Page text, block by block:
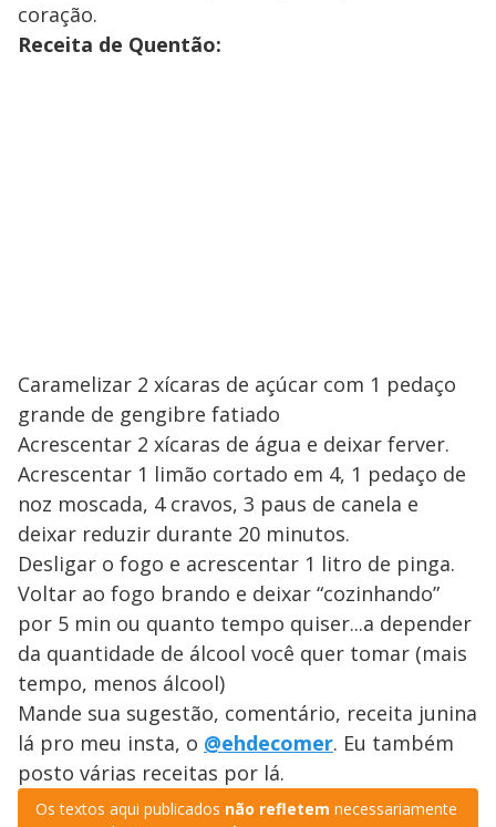
coração.
Receita de Quentão:
Caramelizar 2 xícaras de açúcar com 1 pedaço
grande de gengibre fatiado
Acrescentar 2 xícaras de água e deixar ferver.
Acrescentar 1 limão cortado em 4, 1 pedaço de
noz moscada, 4 cravos, 3 paus de canela e
deixar reduzir durante 20 minutos.
Desligar o fogo e acrescentar 1 litro de pinga.
Voltar ao fogo brando e deixar “cozinhando”
por 5 min ou quanto tempo quiser...a depender
da quantidade de álcool você quer tomar (mais
tempo, menos álcool)
Mande sua sugestão, comentário, receita junina
lá pro meu insta, o @ehdecomer. Eu também
posto várias receitas por lá.
Os textos aqui publicados não refletem necessariamente